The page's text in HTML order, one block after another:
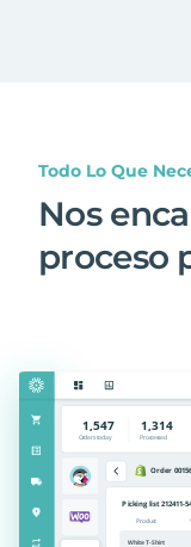
Todo Lo Que
Nos
proceso